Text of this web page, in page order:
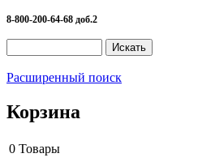
8-800-200-64-68 доб.2
Расширенный поиск
Корзина
0 Товары